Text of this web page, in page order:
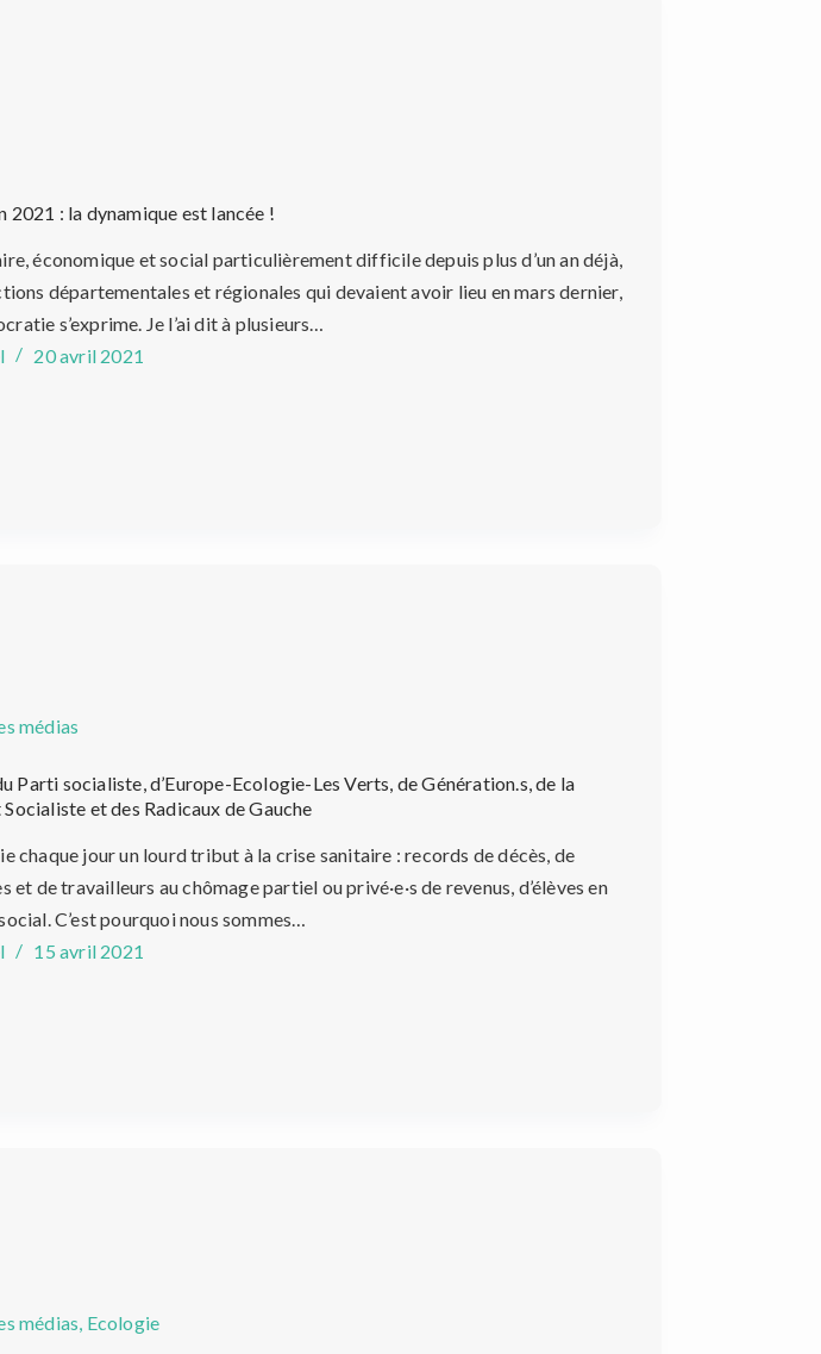
2021 : la dynamique est lancée !
économique et social particulièrement difficile depuis plus d’un an déjà,
départementales et régionales qui devaient avoir lieu en mars dernier,
s’exprime. Je l’ai dit à plusieurs…
20 avril 2021
médias
Parti socialiste, d’Europe-Ecologie-Les Verts, de Génération.s, de la
et des Radicaux de Gauche
chaque jour un lourd tribut à la crise sanitaire : records de décès, de
et de travailleurs au chômage partiel ou privé·e·s de revenus, d’élèves en
C’est pourquoi nous sommes…
15 avril 2021
médias Ecologie